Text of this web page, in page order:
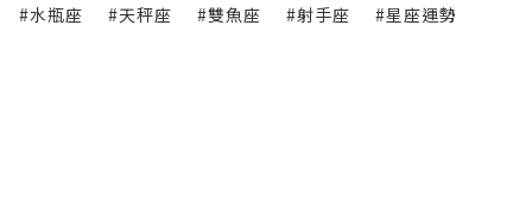
#水瓶座 #天秤座 #雙魚座 #射手座 #星座運勢